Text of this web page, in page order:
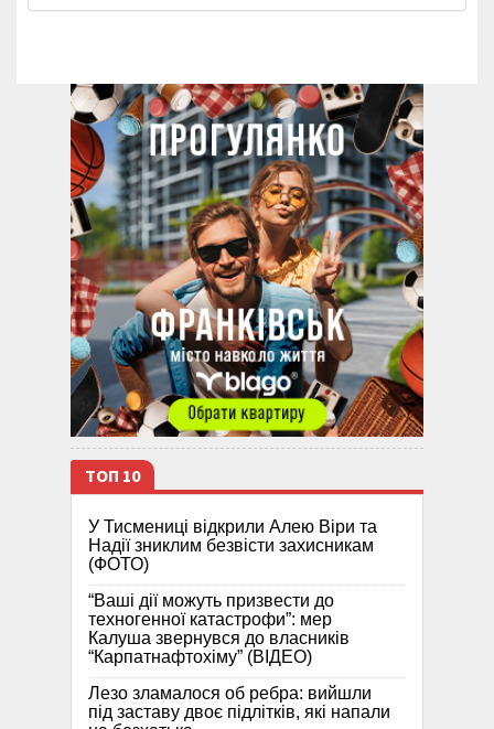
ТОП 10
У Тисмениці відкрили Алею Віри та
Надії зниклим безвісти захисникам
(ФОТО)
“Ваші дії можуть призвести до
техногенної катастрофи”: мер
Калуша звернувся до власників
“Карпатнафтохіму” (ВІДЕО)
Лезо зламалося об ребра: вийшли
під заставу двоє підлітків, які напали